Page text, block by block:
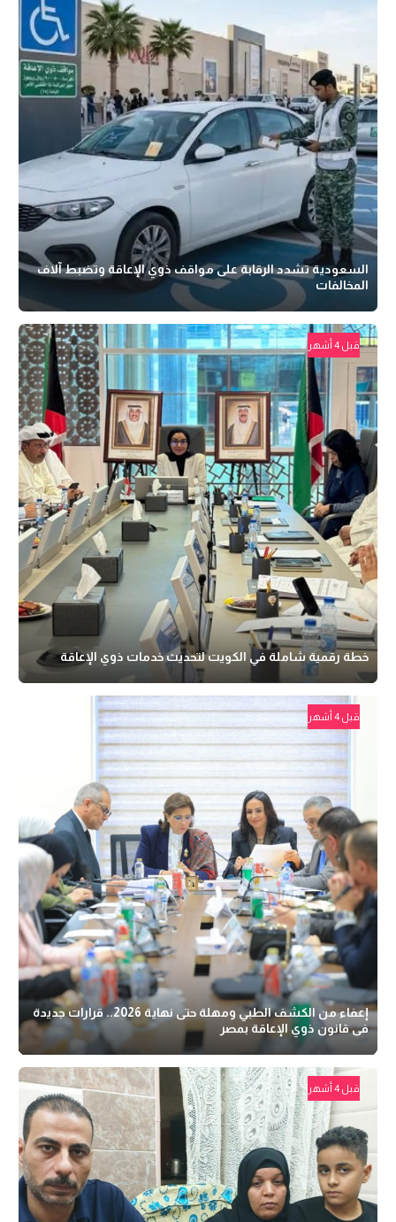
السعودية تشدد الرقابة على مواقف ذوي الإعاقة وتضبط آلاف
المخالفات
قبل 4 أشهر
خطة رقمية شاملة في الكويت لتحديث خدمات ذوي الإعاقة
قبل 4 أشهر
إعفاء من الكشف الطبي ومهلة حتى نهاية 2026.. قرارات جديدة
فى قانون ذوي الإعاقة بمصر
قبل 4 أشهر